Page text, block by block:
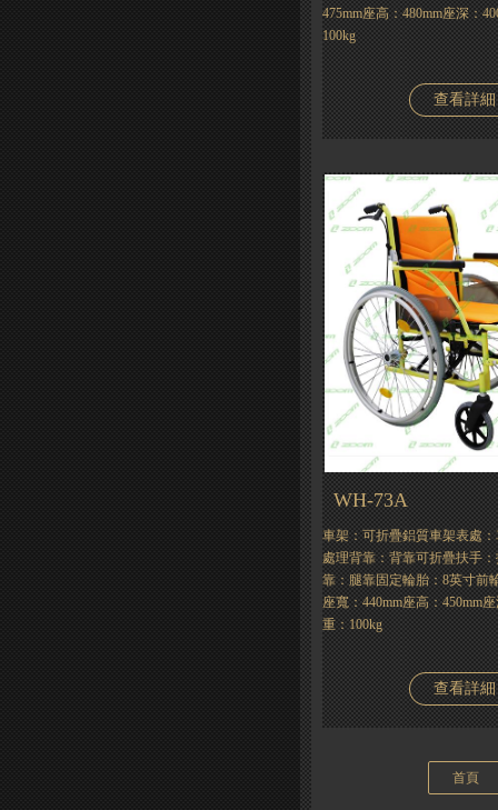
475mm座高：480mm座深：
100kg
查看詳細
WH-73A
車架：可折疊鋁質車架表處
處理背靠：背靠可折疊扶手
靠：腿靠固定輪胎：8英寸前
座寬：440mm座高：450mm
重：100kg
查看詳細
首頁